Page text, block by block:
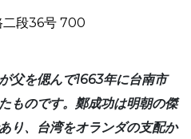
二段36号 700
父を偲んで1663年に台南市
ものです。鄭成功は明朝の傑
り、台湾をオランダの支配か